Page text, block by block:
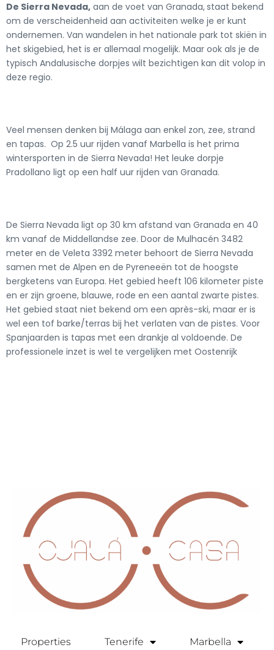
De Sierra Nevada, aan de voet van Granada,staat bekend
om de verscheidenheid aan activiteiten welke je er kunt
ondernemen. Van wandelen in het nationale park tot skiën in
het skigebied, het is er allemaal mogelijk. Maar ook als je de
typisch Andalusische dorpjes wilt bezichtigen kan dit volop in
deze regio.
Veel mensen denken bij Málaga aan enkel zon, zee, strand
en tapas. Op 2.5 uur rijden vanaf Marbella is het prima
wintersporten in de Sierra Nevada! Het leuke dorpje
Pradollano ligt op een half uur rijden van Granada.
De Sierra Nevada ligt op 30 km afstand van Granada en 40
km vanaf de Middellandse zee. Door de Mulhacén 3482
meter en de Veleta 3392 meter behoort de Sierra Nevada
samen met de Alpen en de Pyreneeën tot de hoogste
bergketens van Europa. Het gebied heeft 106 kilometer piste
en er zijn groene, blauwe, rode en een aantal zwarte pistes.
Het gebied staat niet bekend om een après-ski, maar er is
wel een tof barke/terras bij het verlaten van de pistes. Voor
Spanjaarden is tapas met een drankje al voldoende. De
professionele inzet is wel te vergelijken met Oostenrijk
Properties Tenerife
Marbella